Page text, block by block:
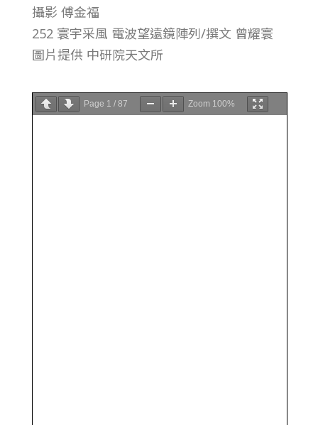
攝影 傅金福
252 寰宇采風 電波望遠鏡陣列/撰文 曾耀寰
圖片提供 中研院天文所
Page 1 / 87 Zoom 100%